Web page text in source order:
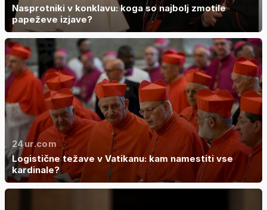
Nasprotniki v konklavu: koga so najbolj zmotile
papeževe izjave?
24ur.com
Logistične težave v Vatikanu: kam namestiti vse
kardinale?